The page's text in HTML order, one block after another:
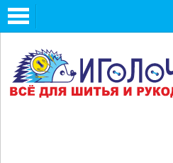
Toggle
navigation